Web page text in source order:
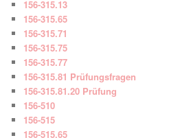
156-315.13
156-315.65
156-315.71
156-315.75
156-315.77
156-315.81 Prüfungsfragen
156-315.81.20 Prüfung
156-510
156-515
156-515.65